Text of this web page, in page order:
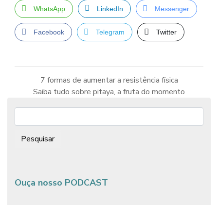
WhatsApp LinkedIn Messenger
Facebook Telegram Twitter
Navegação
Post
7 formas de aumentar a resistência física
Saiba tudo sobre pitaya, a fruta do momento
Ouça nosso PODCAST